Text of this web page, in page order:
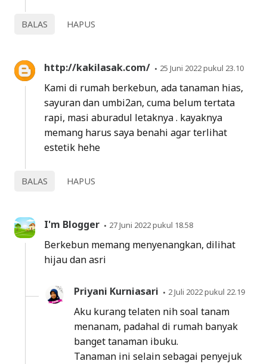
BALAS HAPUS
http://kakilasak.com/ 25 Juni 2022 pukul 23.10
Kami di rumah berkebun, ada tanaman hias,
sayuran dan umbi2an, cuma belum tertata
rapi, masi aburadul letaknya . kayaknya
memang harus saya benahi agar terlihat
estetik hehe
BALAS HAPUS
I'm Blogger 27 Juni 2022 pukul 18.58
Berkebun memang menyenangkan, dilihat
hijau dan asri
Priyani Kurniasari 2 Juli 2022 pukul 22.19
Aku kurang telaten nih soal tanam
menanam, padahal di rumah banyak
banget tanaman ibuku.
Tanaman ini selain sebagai penyejuk